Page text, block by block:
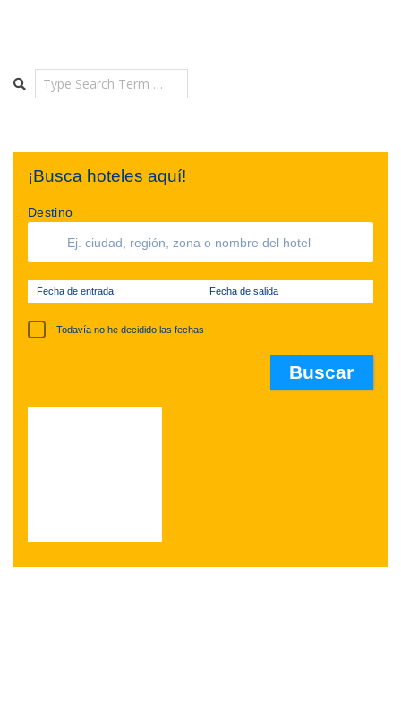
Search
¡Busca hoteles aquí!
Destino
Fecha de entrada Fecha de salida
Todavía no he decidido las fechas